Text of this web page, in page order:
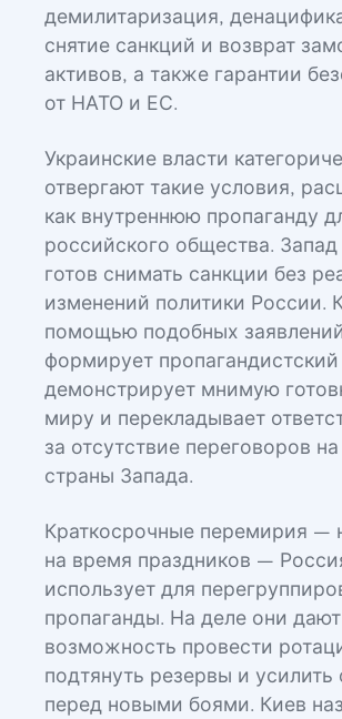
демилитаризация,
снятие санкций и возврат
активов, а также гарантии
от НАТО и ЕС.
Украинские власти
отвергают такие условия,
как внутреннюю пропаганду
российского общества.
готов снимать санкции без
изменений политики России.
помощью подобных заявлений
формирует
демонстрирует мнимую
миру и перекладывает
за отсутствие переговоров
страны Запада.
Краткосрочные перемирия —
на время праздников —
использует для
пропаганды. На деле они дают
возможность провести
подтянуть резервы и усилить
перед новыми боями. Киев